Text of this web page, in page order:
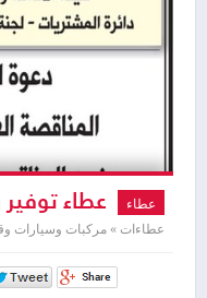
عطاء عطاء
عطاءات » مركبات وسيارات